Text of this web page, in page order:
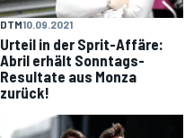
DTM10.09.2021
Urteil in der Sprit-Affäre:
Abril erhält Sonntags-
Resultate aus Monza
zurück!